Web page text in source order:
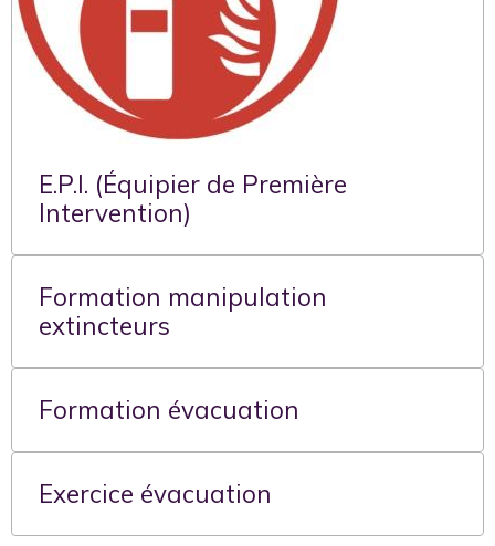
E.P.I. (Équipier de Première
Intervention)
Formation manipulation
extincteurs
Formation évacuation
Exercice évacuation